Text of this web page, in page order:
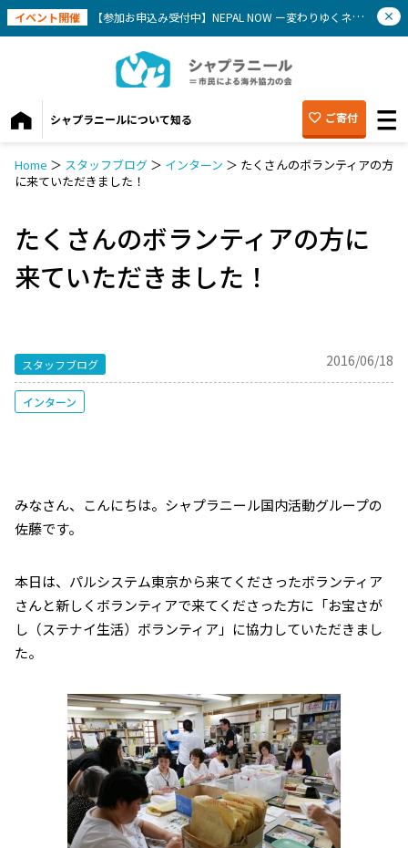
イベント開催 【参加お申込み受付中】NEPAL NOW ー変わりゆくネパールを知ろう(9/12）
シャプラニールについて知る ご寄付
Home ＞ スタッフブログ ＞ インターン ＞ たくさんのボランティアの方
に来ていただきました！
たくさんのボランティアの方に
来ていただきました！
スタッフブログ 2016/06/18
インターン
みなさん、こんにちは。シャプラニール国内活動グループの
佐藤です。
本日は、パルシステム東京から来てくださったボランティア
さんと新しくボランティアで来てくださった方に「お宝さが
し（ステナイ生活）ボランティア」に協力していただきまし
た。